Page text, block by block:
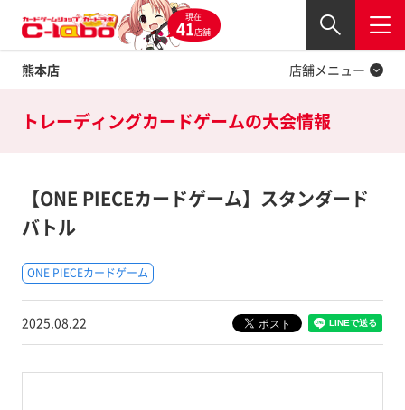
現在
41店舗
熊本店
閉じる
店舗メニュー
Twitter
トレーディングカードゲームの大会情報
【ONE PIECEカードゲーム】スタンダード
バトル
ONE PIECEカードゲーム
2025.08.22